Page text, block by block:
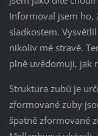
Informoval jsem ho,
sladkostem.
nikoliv mé stravě.
plně uvědomuji, jak
Struktura zubů je
zformované zuby
špatně zformované